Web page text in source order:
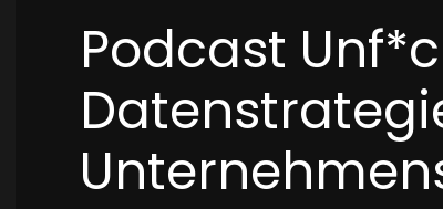
Podcast